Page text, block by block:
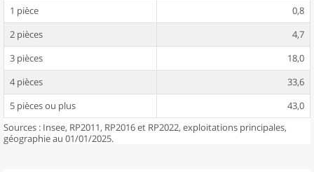
1 pièce
0,8
2 pièces
4,7
3 pièces
18,0
4 pièces
33,6
5 pièces ou plus
43,0
Sources : Insee, RP2011, RP2016 et RP2022, exploitations principales,
géographie au 01/01/2025.